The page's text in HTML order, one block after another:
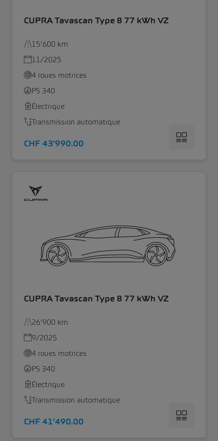
CUPRA Tavascan Type 8 77 kWh VZ
15’600 km
11/2025
4 roues motrices
PS 340
Électrique
Transmission automatique
CHF 43’990.00
CUPRA Tavascan Type 8 77 kWh VZ
26’900 km
9/2025
4 roues motrices
PS 340
Électrique
Transmission automatique
CHF 41’490.00